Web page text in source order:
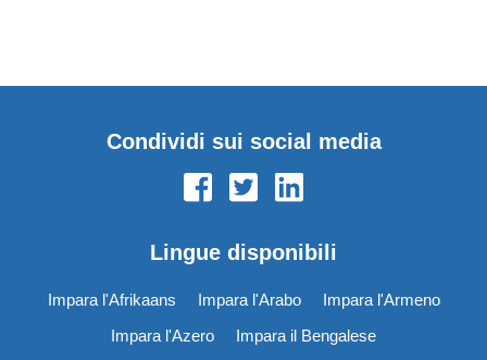
Condividi sui social media
Lingue disponibili
Impara l'Afrikaans Impara l'Arabo
Impara l'Armeno
Impara l'Azero
Impara il Bengalese